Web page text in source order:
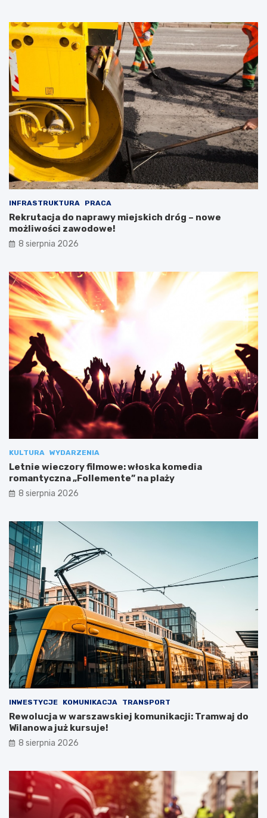
INFRASTRUKTURA PRACA
Rekrutacja do naprawy miejskich dróg – nowe
możliwości zawodowe!
8 sierpnia 2026
KULTURA WYDARZENIA
Letnie wieczory filmowe: włoska komedia
romantyczna „Follemente” na plaży
8 sierpnia 2026
INWESTYCJE KOMUNIKACJA TRANSPORT
Rewolucja w warszawskiej komunikacji: Tramwaj do
Wilanowa już kursuje!
8 sierpnia 2026